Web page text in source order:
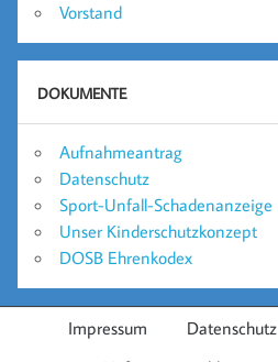
Vorstand
DOKUMENTE
Aufnahmeantrag
Datenschutz
Sport-Unfall-Schadenanzeige
Unser Kinderschutzkonzept
DOSB Ehrenkodex
Impressum
Datenschutz